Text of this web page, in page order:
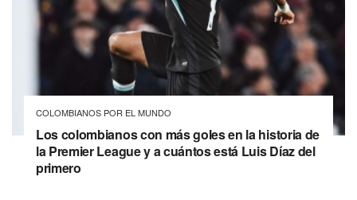
COLOMBIANOS POR EL MUNDO
Los colombianos con más goles en la historia de
la Premier League y a cuántos está Luis Díaz del
primero